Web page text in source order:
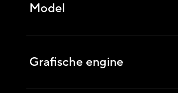
Model
Grafische engine